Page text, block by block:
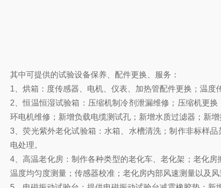
其中可提供的试验设备保养、配件更换、服务：
1、烘箱：度传感器、电机、仪表、加热管配件更换；温度
2、恒温恒湿试验箱：压缩机制冷剂泄漏维修；压缩机更
环电机维修；新增负载电缆测试孔；新增水质过滤器；新
3、荧光紫外老化试验箱：水箱、水槽清洗；制作非标样
电处理。
4、高温老化房：制作各种类型的老化车、老化架；老化
温度均匀度测量；传感器校准；老化房内部风速测量以及风